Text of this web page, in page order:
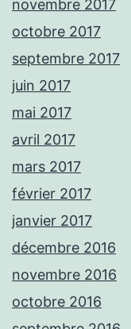
novembre 2017
octobre 2017
septembre 2017
juin 2017
mai 2017
avril 2017
mars 2017
février 2017
janvier 2017
décembre 2016
novembre 2016
octobre 2016